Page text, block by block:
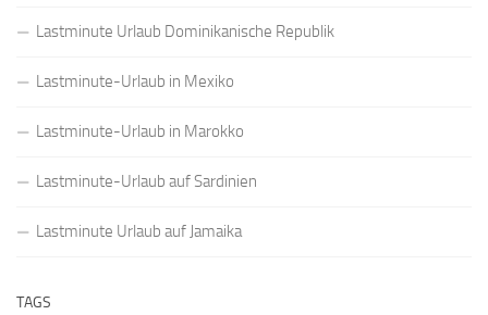
Lastminute Urlaub Dominikanische Republik
Lastminute-Urlaub in Mexiko
Lastminute-Urlaub in Marokko
Lastminute-Urlaub auf Sardinien
Lastminute Urlaub auf Jamaika
TAGS